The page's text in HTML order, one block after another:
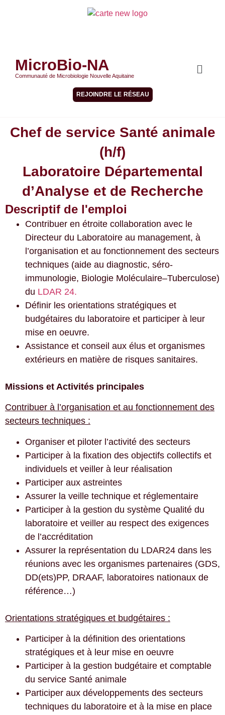
MicroBio-NA
Communauté de Microbiologie Nouvelle Aquitaine
REJOINDRE LE RÉSEAU
Chef de service Santé animale
(h/f)
Laboratoire Départemental
d’Analyse et de Recherche
Descriptif de l'emploi
Contribuer en étroite collaboration avec le
Directeur du Laboratoire au management, à
l’organisation et au fonctionnement des secteurs
techniques (aide au diagnostic, séro-
immunologie, Biologie Moléculaire–Tuberculose)
du LDAR 24.
Définir les orientations stratégiques et
budgétaires du laboratoire et participer à leur
mise en oeuvre.
Assistance et conseil aux élus et organismes
extérieurs en matière de risques sanitaires.
Missions et Activités principales
Contribuer à l’organisation et au fonctionnement des
secteurs techniques :
Organiser et piloter l’activité des secteurs
Participer à la fixation des objectifs collectifs et
individuels et veiller à leur réalisation
Participer aux astreintes
Assurer la veille technique et réglementaire
Participer à la gestion du système Qualité du
laboratoire et veiller au respect des exigences
de l’accréditation
Assurer la représentation du LDAR24 dans les
réunions avec les organismes partenaires (GDS,
DD(ets)PP, DRAAF, laboratoires nationaux de
référence…)
Orientations stratégiques et budgétaires :
Participer à la définition des orientations
stratégiques et à leur mise en oeuvre
Participer à la gestion budgétaire et comptable
du service Santé animale
Participer aux développements des secteurs
techniques du laboratoire et à la mise en place